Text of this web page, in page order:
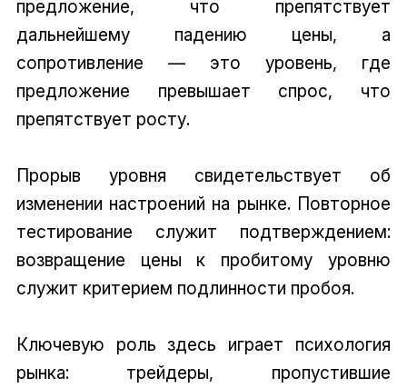
предложение, что препятствует
дальнейшему падению цены, а
сопротивление — это уровень, где
предложение превышает спрос, что
препятствует росту.
Прорыв уровня свидетельствует об
изменении настроений на рынке. Повторное
тестирование служит подтверждением:
возвращение цены к пробитому уровню
служит критерием подлинности пробоя.
Ключевую роль здесь играет психология
рынка: трейдеры, пропустившие